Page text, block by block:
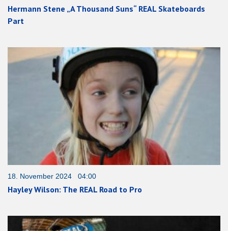
Hermann Stene „A Thousand Suns“ REAL Skateboards
Part
18. November 2024 04:00
Hayley Wilson: The REAL Road to Pro